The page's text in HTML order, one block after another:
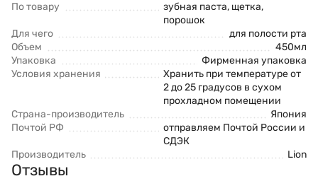
По товару
зубная паста, щетка,
порошок
Для чего
для полости рта
Объем
450мл
Упаковка
Фирменная упаковка
Условия хранения
Хранить при температуре от
2 до 25 градусов в сухом
прохладном помещении
Страна-производитель
Япония
Почтой РФ
отправляем Почтой России и
СДЭК
Производитель
Lion
Отзывы